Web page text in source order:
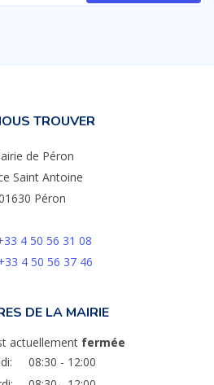
TROUVER
de Péron
Saint Antoine
Péron
4 50 56 31 08
4 50 56 37 46
DE LA MAIRIE
actuellement fermée
08:30 - 12:00